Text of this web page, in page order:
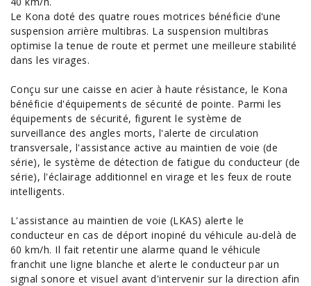
Le Kona doté des quatre roues motrices bénéficie d'une
suspension arrière multibras. La suspension multibras
optimise la tenue de route et permet une meilleure stabilité
dans les virages.
Conçu sur une caisse en acier à haute résistance, le Kona
bénéficie d'équipements de sécurité de pointe. Parmi les
équipements de sécurité, figurent le système de
surveillance des angles morts, l'alerte de circulation
transversale, l'assistance active au maintien de voie (de
série), le système de détection de fatigue du conducteur (de
série), l'éclairage additionnel en virage et les feux de route
intelligents.
L'assistance au maintien de voie (LKAS) alerte le
conducteur en cas de déport inopiné du véhicule au-delà de
60 km/h. Il fait retentir une alarme quand le véhicule
franchit une ligne blanche et alerte le conducteur par un
signal sonore et visuel avant d'intervenir sur la direction afin